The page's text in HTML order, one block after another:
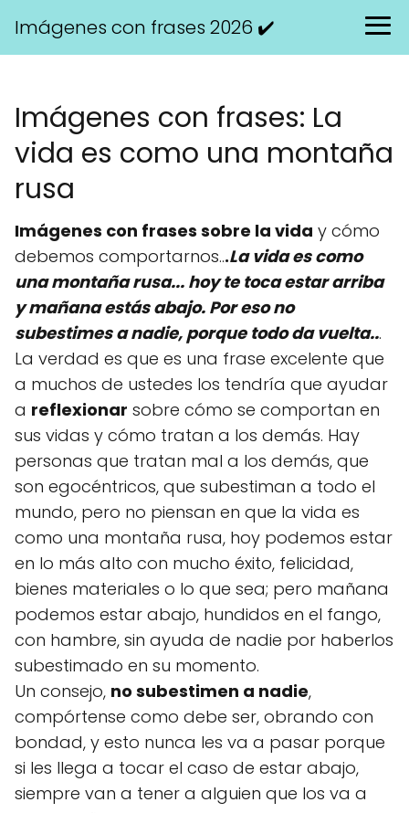
Imágenes con frases 2026 ✔️
Imágenes con frases: La
vida es como una montaña
rusa
Imágenes con frases sobre la vida y cómo
debemos comportarnos...La vida es como
una montaña rusa... hoy te toca estar arriba
y mañana estás abajo. Por eso no
subestimes a nadie, porque todo da vuelta...
La verdad es que es una frase excelente que
a muchos de ustedes los tendría que ayudar
a reflexionar sobre cómo se comportan en
sus vidas y cómo tratan a los demás. Hay
personas que tratan mal a los demás, que
son egocéntricos, que subestiman a todo el
mundo, pero no piensan en que la vida es
como una montaña rusa, hoy podemos estar
en lo más alto con mucho éxito, felicidad,
bienes materiales o lo que sea; pero mañana
podemos estar abajo, hundidos en el fango,
con hambre, sin ayuda de nadie por haberlos
subestimado en su momento.
Un consejo, no subestimen a nadie,
compórtense como debe ser, obrando con
bondad, y esto nunca les va a pasar porque
si les llega a tocar el caso de estar abajo,
siempre van a tener a alguien que los va a